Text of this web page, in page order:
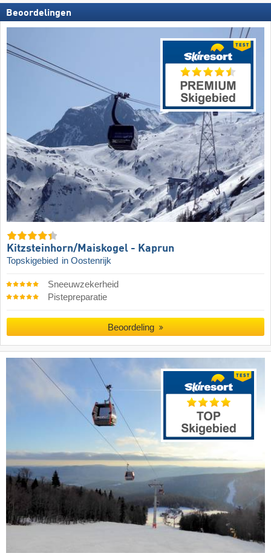
Beoordelingen
Kitzsteinhorn/​Maiskogel - Kaprun
Topskigebied in Oostenrijk
Sneeuwzekerheid
Pistepreparatie
Beoordeling